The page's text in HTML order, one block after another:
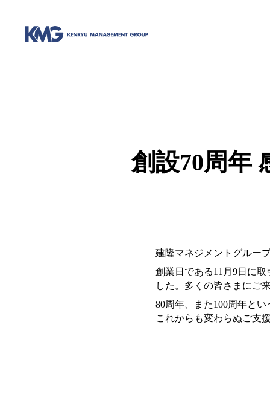
創設70周年
建隆マネジメントグルー
創業日である11月9日に
した。多くの皆さまにご
80周年、また100周年と
これからも変わらぬご支